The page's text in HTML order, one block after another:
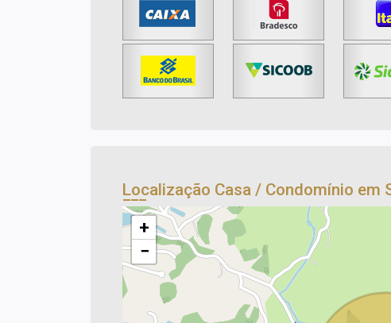
Localização Casa / Condomínio em
+
−